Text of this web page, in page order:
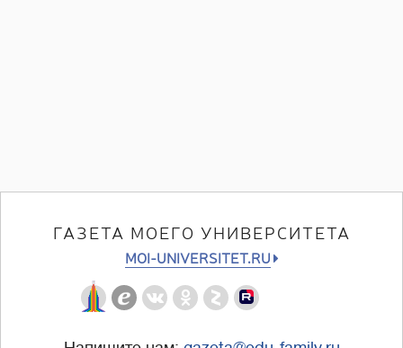
ГАЗЕТА МОЕГО УНИВЕРСИТЕТА
MOI-UNIVERSITET.RU